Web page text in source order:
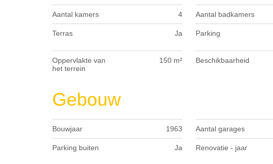
Aantal kamers 4 Aantal badkamers
Terras Ja Parking
Oppervlakte van
het terrein
150 m² Beschikbaarheid
Gebouw
Bouwjaar 1963 Aantal garages
Parking buiten Ja Renovatie - jaar